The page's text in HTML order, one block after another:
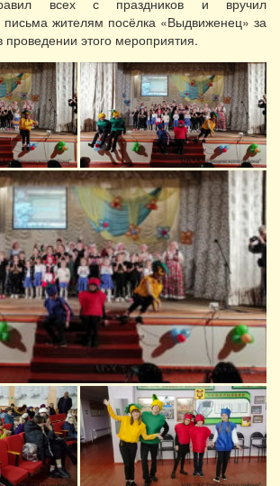
всех с праздников и вручил
письма жителям посёлка «Выдвиженец» за
проведении этого мероприятия.